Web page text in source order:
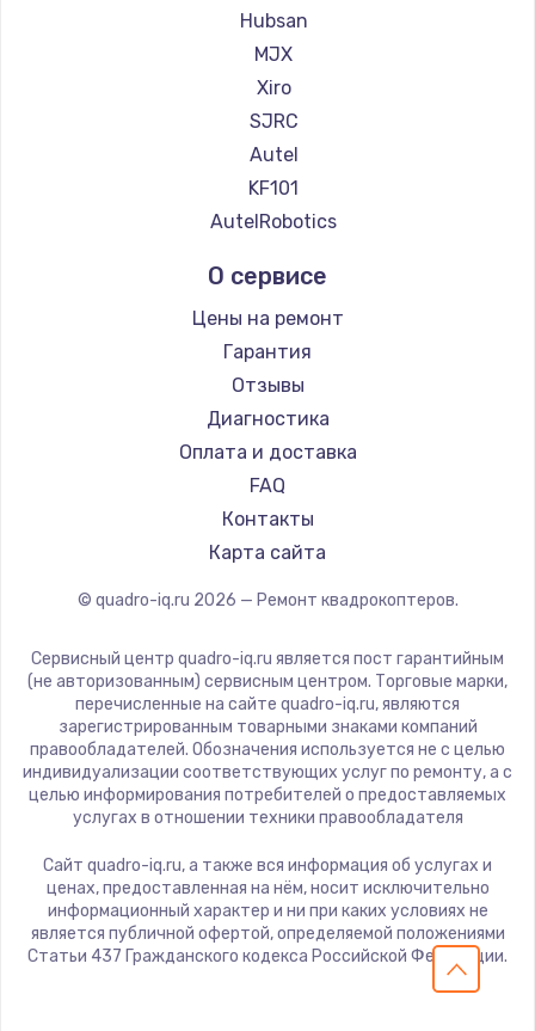
Hubsan
MJX
Xiro
SJRC
Autel
KF101
AutelRobotics
О сервисе
Цены на ремонт
Гарантия
Отзывы
Диагностика
Оплата и доставка
FAQ
Контакты
Карта сайта
© quadro-iq.ru 2026 — Ремонт квадрокоптеров.
Сервисный центр quadro-iq.ru является пост гарантийным
(не авторизованным) сервисным центром. Торговые марки,
перечисленные на сайте quadro-iq.ru, являются
зарегистрированным товарными знаками компаний
правообладателей. Обозначения используется не с целью
индивидуализации соответствующих услуг по ремонту, а с
целью информирования потребителей о предоставляемых
услугах в отношении техники правообладателя
Сайт quadro-iq.ru, а также вся информация об услугах и
ценах, предоставленная на нём, носит исключительно
информационный характер и ни при каких условиях не
является публичной офертой, определяемой положениями
Статьи 437 Гражданского кодекса Российской Федерации.